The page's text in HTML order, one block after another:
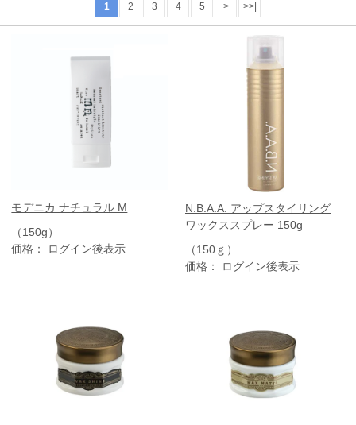
1 2 3 4 5 > >>|
モデニカ ナチュラル M
（150g）
価格： ログイン後表示
N.B.A.A. アップスタイリング
ワックススプレー 150g
（150ｇ）
価格： ログイン後表示